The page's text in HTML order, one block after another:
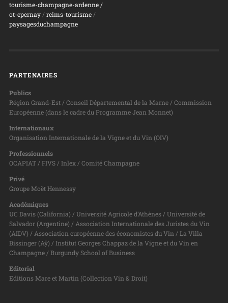
tourisme-champagne-ardenne /
ot-epernay/ reims-tourisme/
paysagesduchampagne
PARTENAIRES
Publics
Région Grand-Est / Conseil Départemental de la Marne / Commission
Européenne (dans le cadre du Programme Jean Monnet)
Internationaux
Organisation Internationale de la Vigne et du Vin (OIV)
Professionnels
OCAPIAT / FIVS / Inlex / Comité Champagne
Privé
Groupe Moët Hennessy
Académiques
UC Davis (California) / Université Agricole d’Athènes / Université de
Salvador (Argentine) / Association Internationale des Juristes du Vin
(AIDV) / Association européenne des économistes du Vin / La Villa
Bissinger (Aÿ) / Institut Georges Chappaz de la Vigne et du Vin en
Champagne / Burgundy School of Business
Editorial
Editions Mare et Martin (Collection Vin & Droit)